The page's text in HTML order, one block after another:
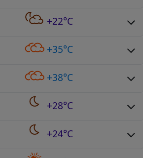
+22°C
+35°C
+38°C
+28°C
+24°C